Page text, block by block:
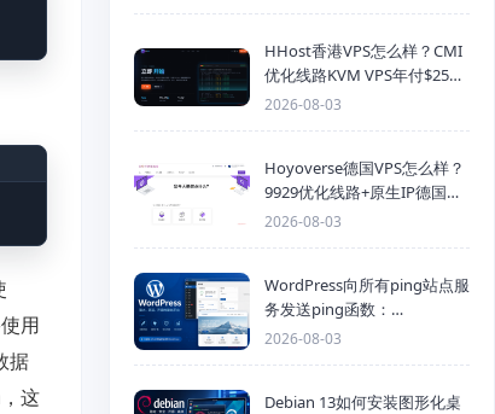
用
据
这
HHost香港VPS怎么样？CMI
优化线路KVM VPS年付$25
起，4GB内存优惠套餐
2026-08-03
Hoyoverse德国VPS怎么样？
9929优化线路+原生IP德国
KVM VPS推荐
2026-08-03
WordPress向所有ping站点服
务发送ping函数：
generic_ping
2026-08-03
Debian 13如何安装图形化桌